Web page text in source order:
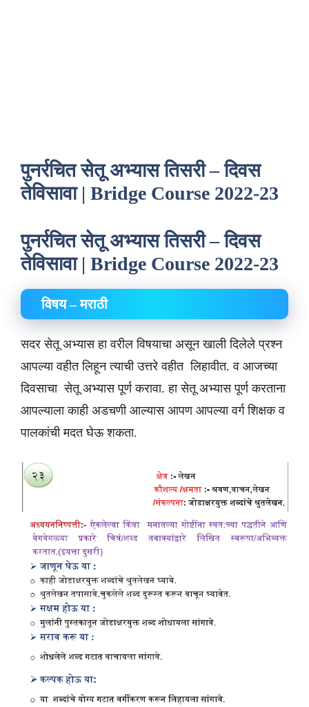
पुनर्रचित सेतू अभ्यास तिसरी – दिवस
तेविसावा | Bridge Course 2022-23
पुनर्रचित सेतू अभ्यास तिसरी – दिवस
तेविसावा | Bridge Course 2022-23
विषय – मराठी
सदर सेतू अभ्यास हा वरील विषयाचा असून खाली दिलेले प्रश्न
आपल्या वहीत लिहून त्याची उत्तरे वहीत लिहावीत. व आजच्या
दिवसाचा सेतू अभ्यास पूर्ण करावा. हा सेतू अभ्यास पूर्ण करताना
आपल्याला काही अडचणी आल्यास आपण आपल्या वर्ग शिक्षक व
पालकांची मदत घेऊ शकता.